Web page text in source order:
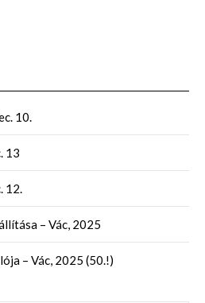
10.
13
12.
– Vác, 2025
– Vác, 2025 (50.!)